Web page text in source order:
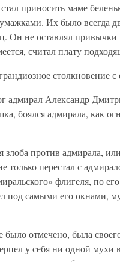
приносить маме
Их было всегда
Он не оставлял привычки
считал плату
столкновение
адмирал Александр
боялся адмирала, как
против адмирала,
перестал с
флигеля, по
под самыми его окнами,
отмечено, была
у себя ни одной мухи